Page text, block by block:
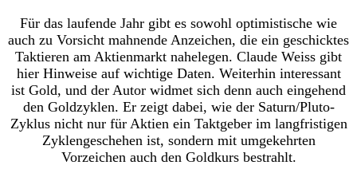
Für das laufende Jahr gibt es sowohl optimistische wie
auch zu Vorsicht mahnende Anzeichen, die ein geschicktes
Taktieren am Aktienmarkt nahelegen. Claude Weiss gibt
hier Hinweise auf wichtige Daten. Weiterhin interessant
ist Gold, und der Autor widmet sich denn auch eingehend
den Goldzyklen. Er zeigt dabei, wie der Saturn/Pluto-
Zyklus nicht nur für Aktien ein Taktgeber im langfristigen
Zyklengeschehen ist, sondern mit umgekehrten
Vorzeichen auch den Goldkurs bestrahlt.